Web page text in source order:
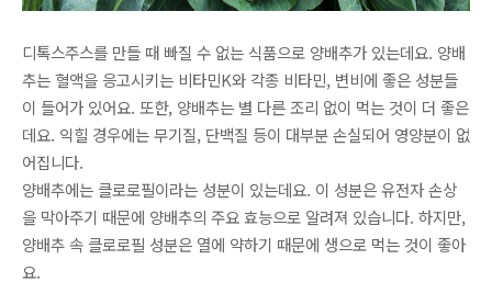
디톡스주스를 만들 때 빠질 수 없는 식품으로 양배추가 있는데요. 양배
추는 혈액을 응고시키는 비타민K와 각종 비타민, 변비에 좋은 성분들
이 들어가 있어요. 또한, 양배추는 별 다른 조리 없이 먹는 것이 더 좋은
데요. 익힐 경우에는 무기질, 단백질 등이 대부분 손실되어 영양분이 없
어집니다.
양배추에는 클로로필이라는 성분이 있는데요. 이 성분은 유전자 손상
을 막아주기 때문에 양배추의 주요 효능으로 알려져 있습니다. 하지만,
양배추 속 클로로필 성분은 열에 약하기 때문에 생으로 먹는 것이 좋아
요.